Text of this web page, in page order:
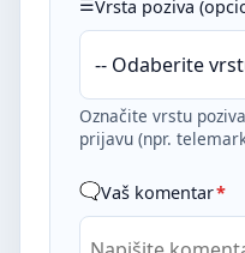
Vrsta poziva
Označite vrstu
prijavu (npr.
Vaš komentar*